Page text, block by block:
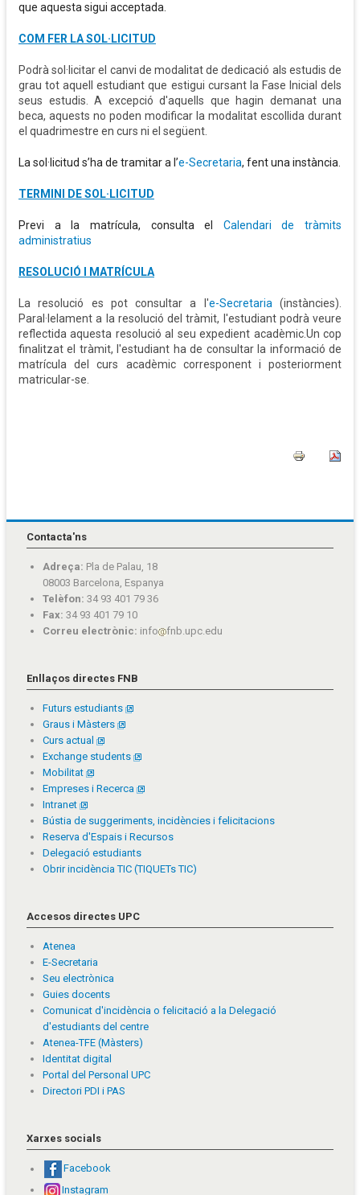
que aquesta sigui acceptada.
COM FER LA SOL·LICITUD
Podrà sol·licitar el canvi de modalitat de dedicació als estudis de
grau tot aquell estudiant que estigui cursant la Fase Inicial dels
seus estudis. A excepció d'aquells que hagin demanat una
beca, aquests no poden modificar la modalitat escollida durant
el quadrimestre en curs ni el següent.
La sol·licitud s’ha de tramitar a l’e-Secretaria, fent una instància.
TERMINI DE SOL·LICITUD
Previ a la matrícula, consulta el Calendari de tràmits
administratius
RESOLUCIÓ I MATRÍCULA
La resolució es pot consultar a l'e-Secretaria(instàncies).
Paral·lelament a la resolució del tràmit, l'estudiant podrà veure
reflectida aquesta resolució al seu expedient acadèmic.Un cop
finalitzat el tràmit, l'estudiant ha de consultar la informació de
matrícula del curs acadèmic corresponent i posteriorment
matricular-se.
Contacta'ns
Adreça: Pla de Palau, 18
08003 Barcelona, Espanya
Telèfon: 34 93 401 79 36
Fax: 34 93 401 79 10
Correu electrònic: info fnb.upc.edu
Enllaços directes FNB
Futurs estudiants
Graus i Màsters
Curs actual
Exchange students
Mobilitat
Empreses i Recerca
Intranet
Bústia de suggeriments, incidències i felicitacions
Reserva d'Espais i Recursos
Delegació estudiants
Obrir incidència TIC (TIQUETs TIC)
Accesos directes UPC
Atenea
E-Secretaria
Seu electrònica
Guies docents
Comunicat d'incidència o felicitació a la Delegació
d'estudiants del centre
Atenea-TFE (Màsters)
Identitat digital
Portal del Personal UPC
Directori PDI i PAS
Xarxes socials
Facebook
Instagram